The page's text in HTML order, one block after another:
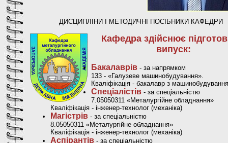
ДИСЦИПЛІНИ І МЕТОДИЧНІ ПОСІБНИКИ КАФЕДРИ
Кафедра здійснює
випуск:
Бакалаврів- за напрямком
133 - «Галузеве машинобудування».
Кваліфікація - бакалавр з
Спеціалістів- за спеціальністю
7.05050311 «Металургійне обладнання»
Кваліфікація - інженер-технолог (механіка)
Магістрів- за спеціальністю
8.05050311 «Металургійне обладнання»
Кваліфікація - інженер-технолог (механіка)
Аспірантів- за спеціальністю